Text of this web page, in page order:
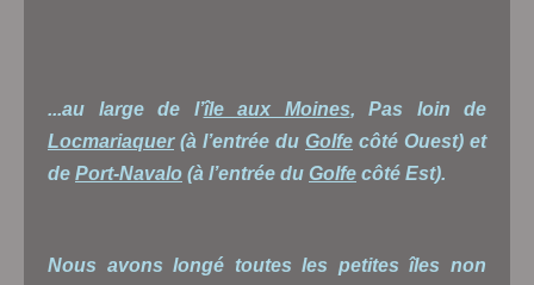
...au large de l’île aux Moines, Pas loin de
Locmariaquer(à l’entrée du Golfe côté Ouest) et
de Port-Navalo (à l’entrée du Golfe côté Est).
Nous avons longé toutes les petites îles non